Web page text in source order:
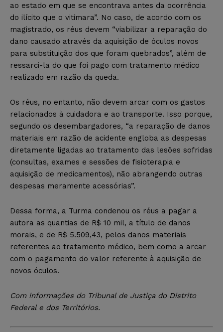
ao estado em que se encontrava antes da ocorrência
do ilícito que o vitimara”. No caso, de acordo com os
magistrado, os réus devem “viabilizar a reparação do
dano causado através da aquisição de óculos novos
para substituição dos que foram quebrados”, além de
ressarci-la do que foi pago com tratamento médico
realizado em razão da queda.
Os réus, no entanto, não devem arcar com os gastos
relacionados à cuidadora e ao transporte. Isso porque,
segundo os desembargadores, “a reparação de danos
materiais em razão de acidente engloba as despesas
diretamente ligadas ao tratamento das lesões sofridas
(consultas, exames e sessões de fisioterapia e
aquisição de medicamentos), não abrangendo outras
despesas meramente acessórias”.
Dessa forma, a Turma condenou os réus a pagar a
autora as quantias de R$ 10 mil, a título de danos
morais, e de R$ 5.509,43, pelos danos materiais
referentes ao tratamento médico, bem como a arcar
com o pagamento do valor referente à aquisição de
novos óculos.
Com informações do Tribunal de Justiça do Distrito
Federal e dos Territórios.